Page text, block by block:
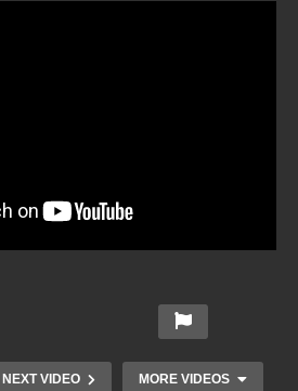
NEXT VIDEO MORE VIDEOS